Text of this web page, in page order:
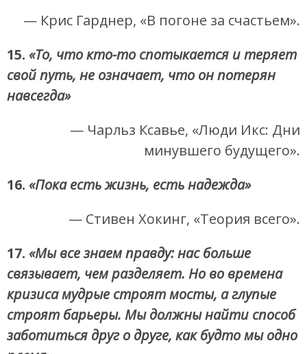
— Крис Гарднер, «В погоне за счастьем».
15. «То, что кто-то спотыкается и теряет
свой путь, не означает, что он потерян
навсегда»
— Чарльз Ксавье, «Люди Икс: Дни
минувшего будущего».
16. «Пока есть жизнь, есть надежда»
— Стивен Хокинг, «Теория всего».
17. «Мы все знаем правду: нас больше
связывает, чем разделяет. Но во времена
кризиса мудрые строят мосты, а глупые
строят барьеры. Мы должны найти способ
заботиться друг о друге, как будто мы одно